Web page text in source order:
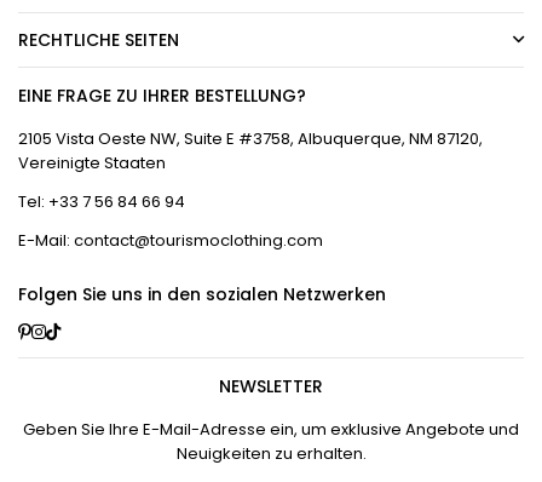
RECHTLICHE SEITEN
EINE FRAGE ZU IHRER BESTELLUNG?
2105 Vista Oeste NW, Suite E #3758, Albuquerque, NM 87120,
Vereinigte Staaten
Tel: +33 7 56 84 66 94
E-Mail: contact@tourismoclothing.com
Folgen Sie uns in den sozialen Netzwerken
Pinterest
Instagram
TikTok
NEWSLETTER
Geben Sie Ihre E-Mail-Adresse ein, um exklusive Angebote und
Neuigkeiten zu erhalten.